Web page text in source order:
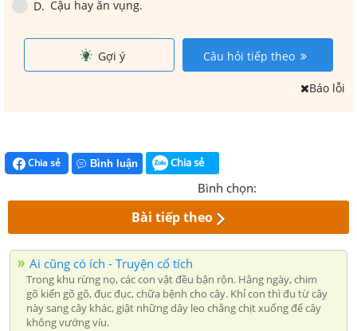
D. Cậu hay ăn vụng.
Gợi ý Câu hỏi tiếp theo
Báo lỗi
Chia sẻ Bình luận Chia sẻ
Bình chọn:
Bài tiếp theo
Ai cũng có ích - Truyện cổ tích
Trong khu rừng nọ, các con vật đều bận rộn. Hằng ngày, chim
gõ kiến gõ gõ, đục đục, chữa bệnh cho cây. Khỉ con thì đu từ cây
này sang cây khác, giật những dây leo chằng chịt xuống để cây
không vướng víu.